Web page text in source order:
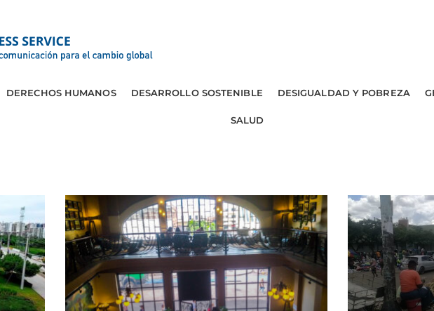
DERECHOS HUMANOS DESARROLLO SOSTENIBLE DESIGUALDAD Y POBREZA
SALUD